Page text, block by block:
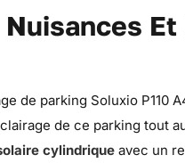
de parking Soluxio P110
de ce parking tout
cylindrique avec un